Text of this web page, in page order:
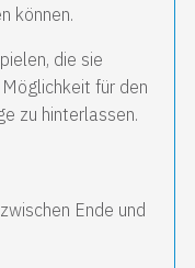
können.
die sie
für den
zu hinterlassen.
Ende und